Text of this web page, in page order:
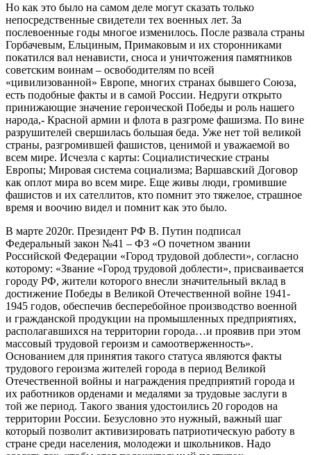
Но как это было на самом деле могут сказать только
непосредственные свидетели тех военных лет. За
послевоенные годы многое изменилось. После развала страны
Горбачевым, Ельциным, Примаковым и их сторонниками
покатился вал ненависти, сноса и уничтожения памятников
советским воинам – освободителям по всей
«цивилизованной» Европе, многих странах бывшего Союза,
есть подобные факты и в самой России. Недруги открыто
принижающие значение героической Победы и роль нашего
народа,- Красной армии и флота в разгроме фашизма. По вине
разрушителей свершилась большая беда. Уже нет той великой
страны, разгромившей фашистов, ценимой и уважаемой во
всем мире. Исчезла с карты: Социалистические страны
Европы; Мировая система социализма; Варшавский Договор
как оплот мира во всем мире. Еще живы люди, громившие
фашистов и их сателлитов, кто помнит это тяжелое, страшное
время и воочию видел и помнит как это было.
В марте 2020г. Президент РФ В. Путин подписал
Федеральный закон №41 – ФЗ «О почетном звании
Российской Федерации «Город трудовой доблести», согласно
которому: «Звание «Город трудовой доблести», присваивается
городу РФ, жители которого внесли значительный вклад в
достижение Победы в Великой Отечественной войне 1941-
1945 годов, обеспечив бесперебойное производство военной
и гражданской продукции на промышленных предприятиях,
располагавшихся на территории города…и проявив при этом
массовый трудовой героизм и самоотверженность».
Основанием для принятия такого статуса являются факты
трудового героизма жителей города в период Великой
Отечественной войны и награждения предприятий города и
их работников орденами и медалями за трудовые заслуги в
той же период. Такого звания удостоились 20 городов на
территории России. Безусловно это нужный, важный шаг
который позволит активизировать патриотическую работу в
стране среди населения, молодежи и школьников. Надо